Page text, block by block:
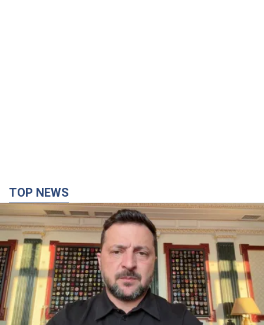
TOP NEWS